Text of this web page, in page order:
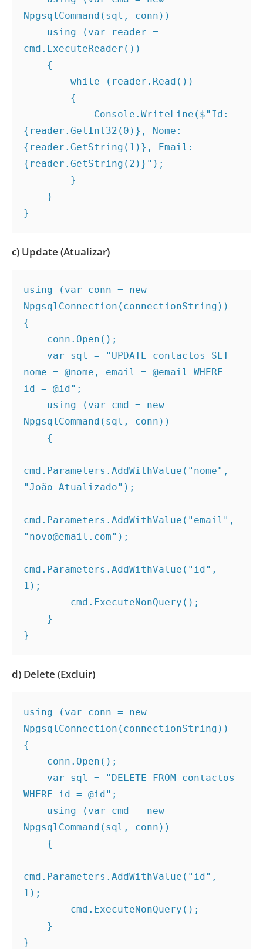
NpgsqlCommand(sql, conn))
cmd.ExecuteReader())
    {
        while (reader.Read())
        {
{reader.GetInt32(0)}, Nome:
{reader.GetString(1)}, Email:
{reader.GetString(2)}");
        }
    }
}
c) Update (Atualizar)
using (var conn = new
NpgsqlConnection(connectionString))
{
    conn.Open();
nome = @nome, email = @email WHERE
id = @id";
NpgsqlCommand(sql, conn))
    {
cmd.Parameters.AddWithValue("nome",
"João Atualizado");
cmd.Parameters.AddWithValue("email",
"novo@email.com");
cmd.Parameters.AddWithValue("id",
1);
        cmd.ExecuteNonQuery();
    }
}
d) Delete (Excluir)
using (var conn = new
NpgsqlConnection(connectionString))
{
    conn.Open();
WHERE id = @id";
NpgsqlCommand(sql, conn))
    {
cmd.Parameters.AddWithValue("id",
1);
        cmd.ExecuteNonQuery();
    }
}